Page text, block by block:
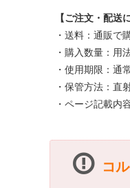
【ご注文・配送
・送料：通販で
・購入数量：用
・使用期限：通
・保管方法：直
・ページ記載内
コ